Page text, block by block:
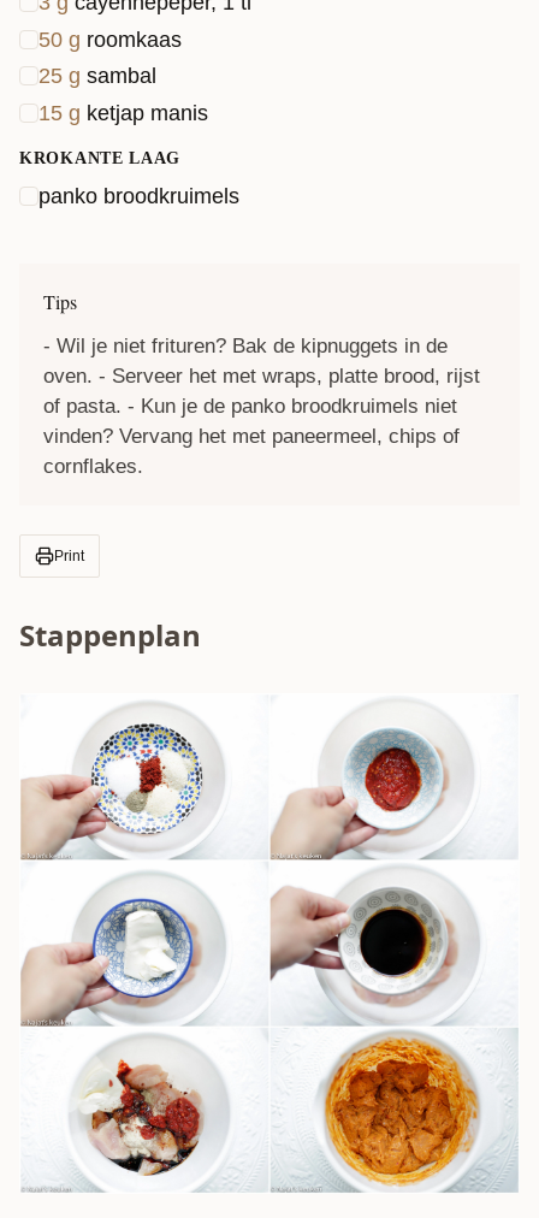
50 g roomkaas
25 g sambal
15 g ketjap manis
KROKANTE LAAG
panko broodkruimels
Tips
- Wil je niet frituren? Bak de kipnuggets in de
oven. - Serveer het met wraps, platte brood, rijst
of pasta. - Kun je de panko broodkruimels niet
vinden? Vervang het met paneermeel, chips of
cornflakes.
Print
Stappenplan